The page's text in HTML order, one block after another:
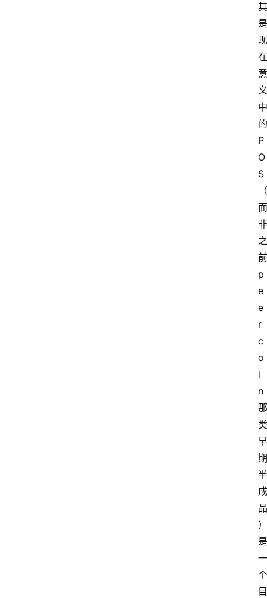
其
是
现
在
意
义
中
的
P
O
S
（
而
非
之
前
p
e
e
r
c
o
i
n
那
类
早
期
半
成
品
）
是
一
个
目